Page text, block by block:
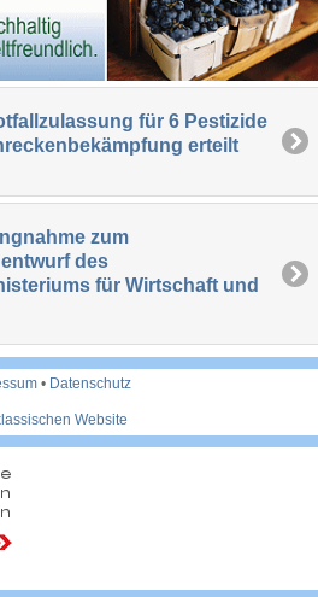
für 6 Pestizide
erteilt
zum
des
für Wirtschaft und
• Datenschutz
Website